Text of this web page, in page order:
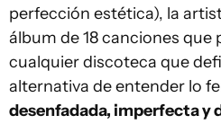
perfección estética), la
álbum de 18 canciones que
cualquier discoteca que
alternativa de entender lo
desenfadada, imperfecta y